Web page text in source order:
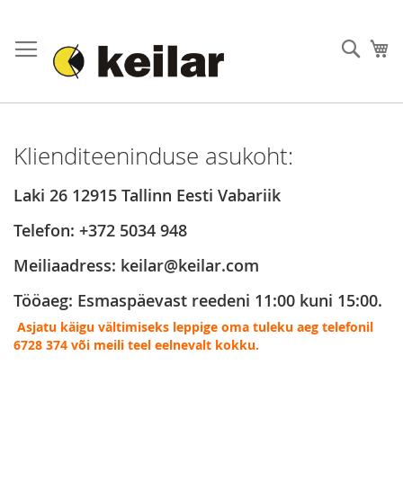
to
Content
Otsi
Klienditeeninduse asukoht:
Laki 26 12915 Tallinn Eesti Vabariik
Telefon: +372 5034 948
Meiliaadress: keilar@keilar.com
Tööaeg: Esmaspäevast reedeni 11:00 kuni 15:00.
Asjatu käigu vältimiseks leppige oma tuleku aeg telefonil
6728 374 või meili teel eelnevalt kokku.